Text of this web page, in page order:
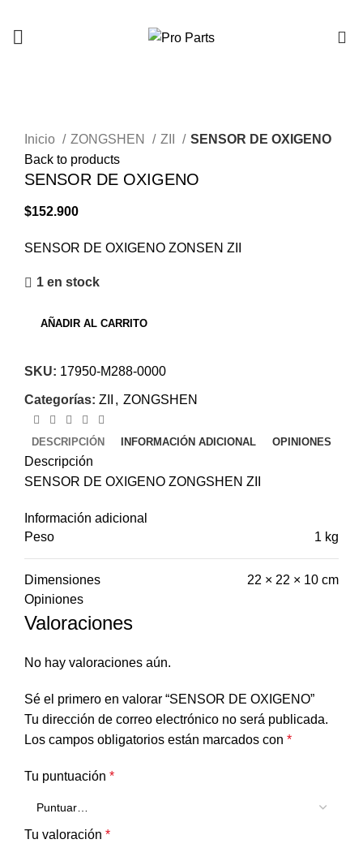
Inicio
ZONGSHEN ZII
SENSOR DE OXIGENO
Back to products
SENSOR DE OXIGENO
$152.900
SENSOR DE OXIGENO ZONSEN ZII
1 en stock
AÑADIR AL CARRITO
SKU: 17950-M288-0000
Categorías: ZII , ZONGSHEN
DESCRIPCIÓN INFORMACIÓN ADICIONAL OPINIONES
Descripción
SENSOR DE OXIGENO ZONGSHEN ZII
Información adicional
Peso
1 kg
Dimensiones
22 × 22 × 10 cm
Opiniones
Valoraciones
No hay valoraciones aún.
Sé el primero en valorar “SENSOR DE OXIGENO”
Tu dirección de correo electrónico no será publicada.
Los campos obligatorios están marcados con *
Tu puntuación *
Tu valoración *